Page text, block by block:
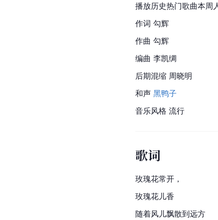
播放历史热门歌曲本周
作词 勾辉
作曲 勾辉
编曲 李凯绸
后期混缩 周晓明
和声 黑鸭子
音乐风格 流行
歌词
玫瑰花常开，
玫瑰花儿香
随着风儿飘散到远方